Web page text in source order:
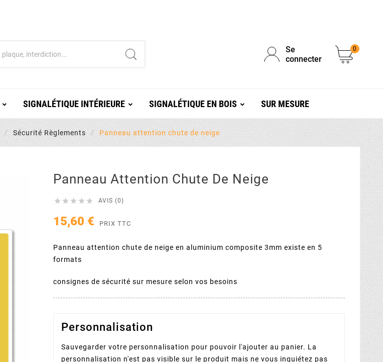
Se
connecter
0
SIGNALÉTIQUE INTÉRIEURE SIGNALÉTIQUE EN BOIS SUR MESURE
Sécurité Règlements Panneau attention chute de neige
Panneau Attention Chute De Neige
     AVIS (0)
15,60 € PRIX TTC
Panneau attention chute de neige en aluminium composite 3mm existe en 5
formats
consignes de sécurité sur mesure selon vos besoins
Personnalisation
Sauvegarder votre personnalisation pour pouvoir l'ajouter au panier. La
personnalisation n'est pas visible sur le produit mais ne vous inquiétez pas